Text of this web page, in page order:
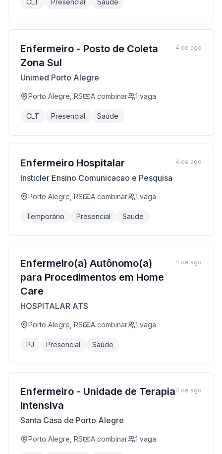
CLT Presencial Saúde
Enfermeiro - Posto de Coleta
Zona Sul
Unimed Porto Alegre
Porto Alegre, RS A combinar 1 vaga
CLT Presencial Saúde
4 de ago
Enfermeiro Hospitalar
Insticler Ensino Comunicacao e Pesquisa
Porto Alegre, RS A combinar 1 vaga
Temporário Presencial Saúde
4 de ago
Enfermeiro(a) Autônomo(a)
para Procedimentos em Home
Care
HOSPITALAR ATS
Porto Alegre, RS A combinar 1 vaga
PJ Presencial Saúde
4 de ago
Enfermeiro - Unidade de Terapia
Intensiva
Santa Casa de Porto Alegre
Porto Alegre, RS A combinar 1 vaga
4 de ago